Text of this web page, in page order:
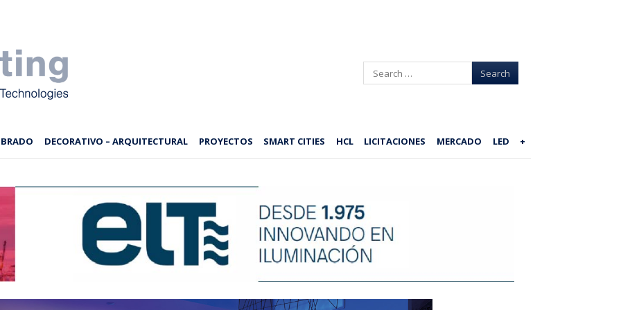
Search
DECORATIVO – ARQUITECTURAL PROYECTOS SMART CITIES HCL LICITACIONES MERCADO LED +